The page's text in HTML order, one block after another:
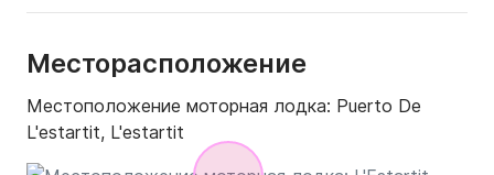
Месторасположение
Местоположение моторная лодка: Puerto De
L'estartit, L'estartit